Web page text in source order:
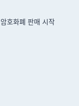
호화폐 판매 시작